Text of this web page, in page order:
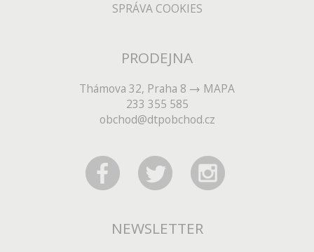
SPRÁVA COOKIES
PRODEJNA
Thámova 32, Praha 8
MAPA
233 355 585
obchod@dtpobchod.cz
NEWSLETTER